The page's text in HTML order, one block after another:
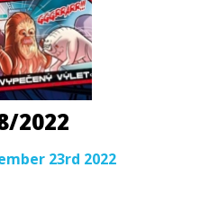
2022
23rd 2022